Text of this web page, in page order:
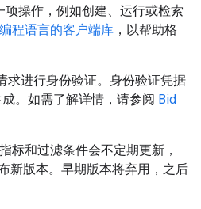
操作，例如创建、运行或检索
程语言的客户端库 ，以帮助格
求进行身份验证。身份验证凭据
。如需了解详情，请参阅 Bid
标和过滤条件会不定期更新，
新版本。早期版本将弃用，之后